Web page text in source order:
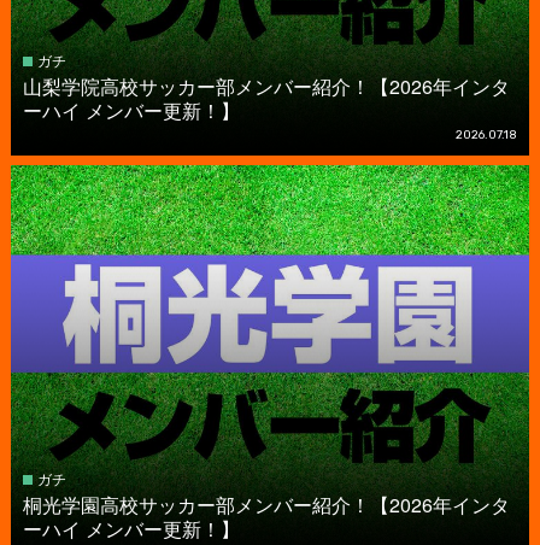
ガチ
山梨学院高校サッカー部メンバー紹介！【2026年インタ
ーハイ メンバー更新！】
2026.07.18
ガチ
桐光学園高校サッカー部メンバー紹介！【2026年インタ
ーハイ メンバー更新！】